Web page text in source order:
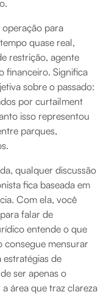
operação para
quase real,
restrição, agente
financeiro. Significa
sobre o passado:
por curtailment
isso representou
parques,
qualquer discussão
fica baseada em
Com ela, você
falar de
entende o que
consegue mensurar
estratégias de
ser apenas o
área que traz clareza